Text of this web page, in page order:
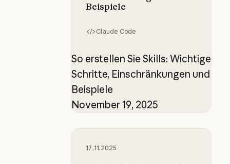
Beispiele
Claude Code
So erstellen Sie Skills: Wichtige
Schritte, Einschränkungen und
Beispiele
November 19, 2025
17.11.2025
Wie drei YC-Start-ups ihre